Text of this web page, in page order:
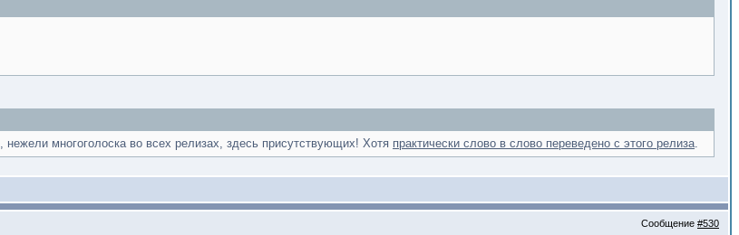
многоголоска во всех релизах, здесь присутствующих! Хотя практически слово в слово переведено с этого релиза.
Сообщение #530